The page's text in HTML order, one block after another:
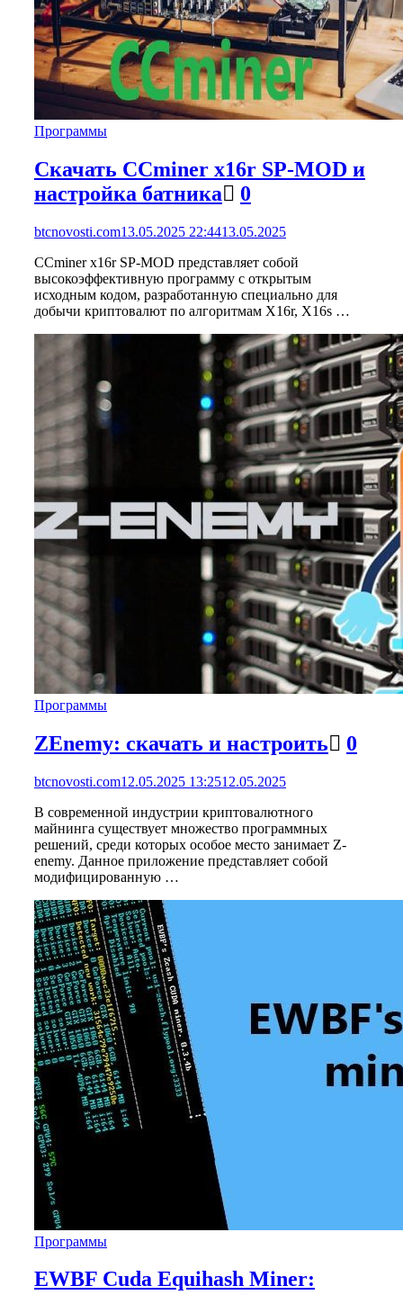
Программы
Скачать CCminer x16r SP-MOD и
настройка батника
0
btcnovosti.com13.05.2025 22:4413.05.2025
CCminer x16r SP-MOD представляет собой
высокоэффективную программу с открытым
исходным кодом, разработанную специально для
добычи криптовалют по алгоритмам X16r, X16s …
Программы
ZEnemy: скачать и настроить 0
btcnovosti.com12.05.2025 13:2512.05.2025
В современной индустрии криптовалютного
майнинга существует множество программных
решений, среди которых особое место занимает Z-
enemy. Данное приложение представляет собой
модифицированную …
Программы
EWBF Cuda Equihash Miner: